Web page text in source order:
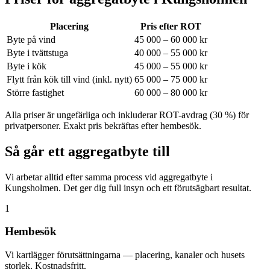
Placering
Pris efter ROT
Byte på vind
45 000 – 60 000 kr
Byte i tvättstuga
40 000 – 55 000 kr
Byte i kök
45 000 – 55 000 kr
Flytt från kök till vind (inkl. nytt) 65 000 – 75 000 kr
Större fastighet
60 000 – 80 000 kr
Alla priser är ungefärliga och inkluderar ROT-avdrag (30 %) för
privatpersoner. Exakt pris bekräftas efter hembesök.
Så går ett aggregatbyte till
Vi arbetar alltid efter samma process vid aggregatbyte i
Kungsholmen. Det ger dig full insyn och ett förutsägbart resultat.
1
Hembesök
Vi kartlägger förutsättningarna — placering, kanaler och husets
storlek. Kostnadsfritt.